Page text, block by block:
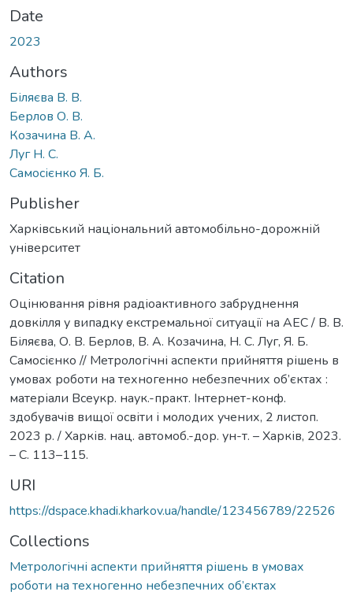
Date
2023
Authors
Біляєва В. В.
Берлов О. В.
Козачина В. А.
Луг Н. С.
Самосієнко Я. Б.
Publisher
Харківський національний автомобільно-дорожній
університет
Citation
Оцінювання рівня радіоактивного забруднення
довкілля у випадку екстремальної ситуації на АЕС / В. В.
Біляєва, О. В. Берлов, В. А. Козачина, Н. С. Луг, Я. Б.
Самосієнко // Метрологічні аспекти прийняття рішень в
умовах роботи на техногенно небезпечних об’єктах :
матеріали Всеукр. наук.-практ. Інтернет-конф.
здобувачів вищої освіти і молодих учених, 2 листоп.
2023 р. / Харків. нац. автомоб.-дор. ун-т. – Харків, 2023.
– С. 113–115.
URI
https://dspace.khadi.kharkov.ua/handle/123456789/22526
Collections
Метрологічні аспекти прийняття рішень в умовах
роботи на техногенно небезпечних об’єктах